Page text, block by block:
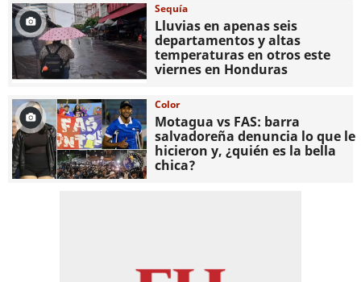
Sequía
Lluvias en apenas seis
departamentos y altas
temperaturas en otros este
viernes en Honduras
Color
Motagua vs FAS: barra
salvadoreña denuncia lo que le
hicieron y, ¿quién es la bella
chica?